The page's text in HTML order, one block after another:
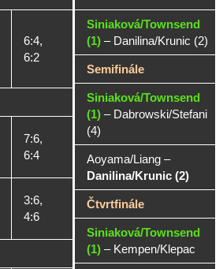
6:4,
6:2
7:6,
6:4
3:6,
4:6
Siniaková/Townsend
(1) – Danilina/Krunic (2)
Semifinále
Siniaková/Townsend
(1) – Dabrowski/Stefani
(4)
Aoyama/Liang –
Danilina/Krunic (2)
Čtvrtfinále
Siniaková/Townsend
(1) – Kempen/Klepac